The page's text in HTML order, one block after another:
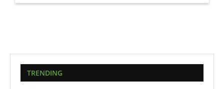
TRENDING